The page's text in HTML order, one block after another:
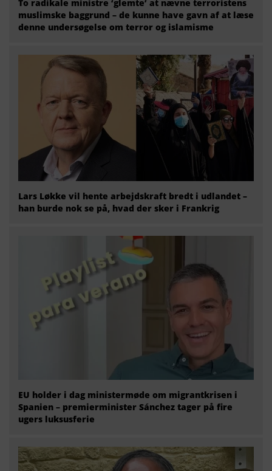
To radikale ministre ‘glemte’ at nævne terroristens
muslimske baggrund – de kunne have gavn af at læse
denne undersøgelse om terror og islamisme
Lars Løkke vil hente arbejdskraft bredt i udlandet –
han burde nok se på, hvad der sker i Frankrig
EU holder i dag ministermøde om migrantkrisen i
Spanien – premierminister Sánchez tager på fire
ugers luksusferie